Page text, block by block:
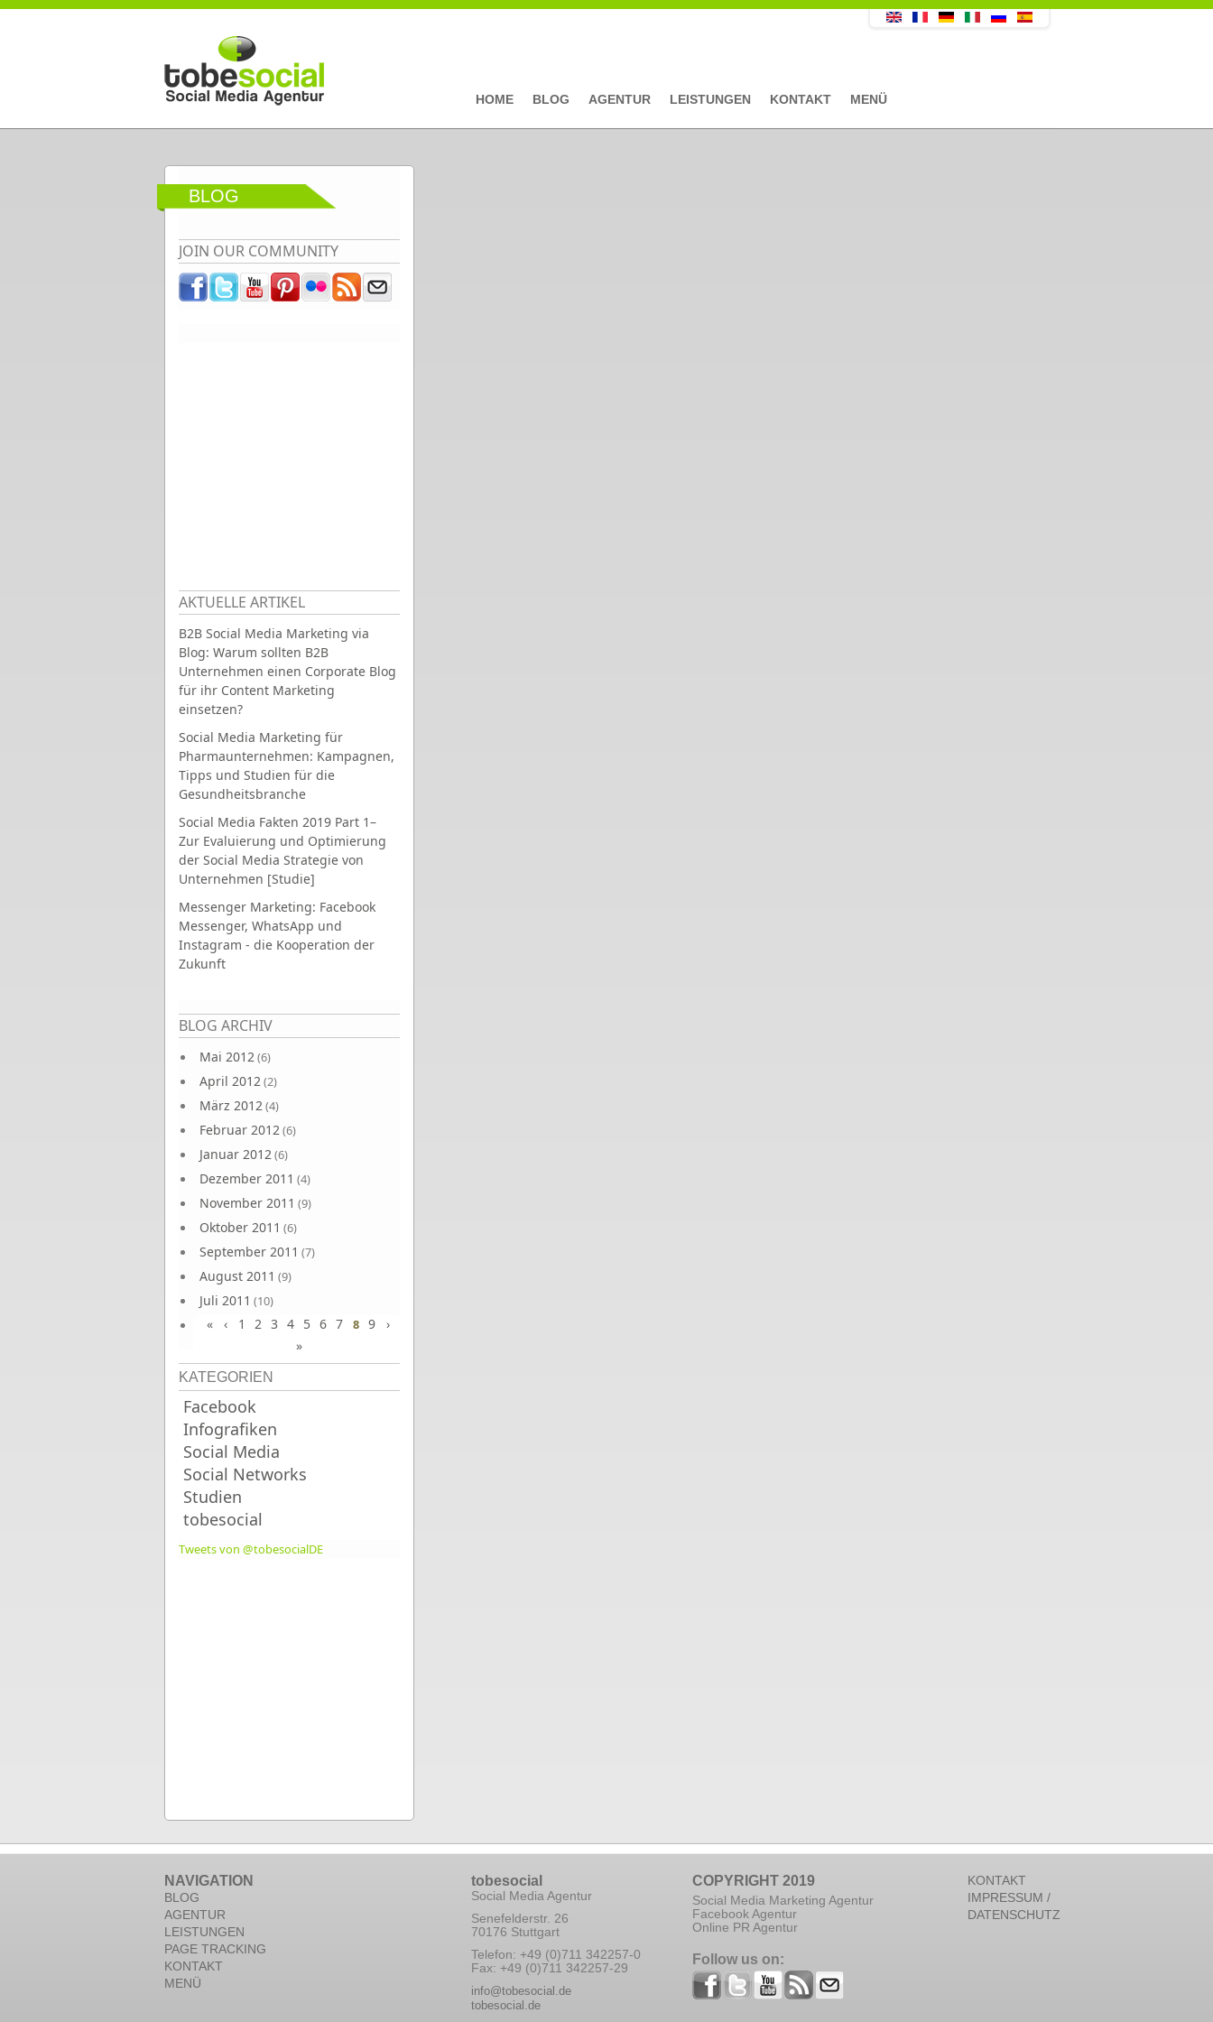
Direkt zum Inhalt
HOME BLOG AGENTUR LEISTUNGEN KONTAKT MENÜ
BLOG
JOIN OUR COMMUNITY
AKTUELLE ARTIKEL
B2B Social Media Marketing via
Blog: Warum sollten B2B
Unternehmen einen Corporate Blog
für ihr Content Marketing
einsetzen?
Social Media Marketing für
Pharmaunternehmen: Kampagnen,
Tipps und Studien für die
Gesundheitsbranche
Social Media Fakten 2019 Part 1–
Zur Evaluierung und Optimierung
der Social Media Strategie von
Unternehmen [Studie]
Messenger Marketing: Facebook
Messenger, WhatsApp und
Instagram - die Kooperation der
Zukunft
BLOG ARCHIV
Mai 2012(6)
April 2012(2)
März 2012(4)
Februar 2012(6)
Januar 2012(6)
Dezember 2011 (4)
November 2011 (9)
Oktober 2011 (6)
September 2011 (7)
August 2011 (9)
Juli 2011 (10)
Juni 2011(9)
Seiten
« ‹ 1 2 3 4 5 6 7 8 9
›
»
KATEGORIEN
Facebook
Infografiken
Social Media
Social Networks
Studien
tobesocial
Tweets von @tobesocialDE
NAVIGATION
BLOG
AGENTUR
LEISTUNGEN
PAGE TRACKING
KONTAKT
MENÜ
tobesocial
Social Media Agentur
Senefelderstr. 26
70176 Stuttgart
Telefon: +49 (0)711 342257-0
Fax: +49 (0)711 342257-29
info@tobesocial.de
tobesocial.de
COPYRIGHT 2019
Social Media Marketing Agentur
Facebook Agentur
Online PR Agentur
Follow us on:
KONTAKT
IMPRESSUM /
DATENSCHUTZ